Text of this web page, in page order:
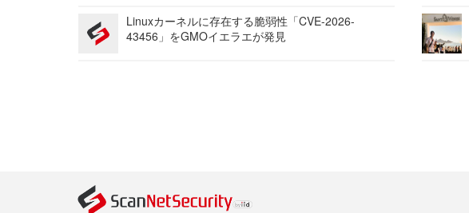
Linuxカーネルに存在する脆弱性「CVE-2026-
43456」をGMOイエラエが発見